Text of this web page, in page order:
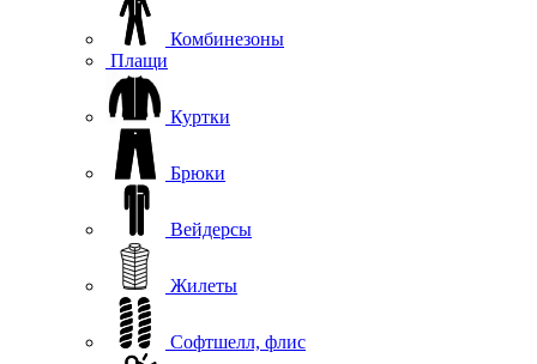
Комбинезоны
Плащи
Куртки
Брюки
Вейдерсы
Жилеты
Софтшелл, флис